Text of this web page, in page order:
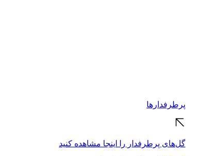
پرطرفدارها
گل‌های پرطرفدار را اینجا مشاهده کنید